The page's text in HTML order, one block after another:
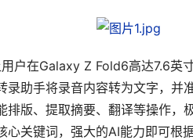
户在Galaxy Z Fold6高达7.6英
录助手将录音内容转为文字，并
排版、提取摘要、翻译等操作，
心关键词，强大的AI能力即可根